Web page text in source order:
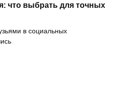
что выбрать для точных
в социальных